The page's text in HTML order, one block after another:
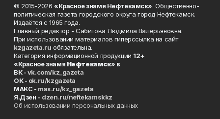
© 2015-2026 «Красное знамя Нефтекамск». Общественно-
политическая газета городского округа город Нефтекамск.
Издаётся с 1965 года.
Главный редактор - Сабитова Людмила Валерьяновна.
При использовании материалов гиперссылка на сайт
kzgazeta.ru обязательна.
Категория информационной продукции 12+
«Красное знамя Нефтекамск» в
ВК -vk.com/kz_gazeta
ОК - ok.ru/kzgazeta
MAKC - max.ru/kz_gazeta
Я.Дзен - dzen.ru/neftekamskkz
Об использовании персональных данных